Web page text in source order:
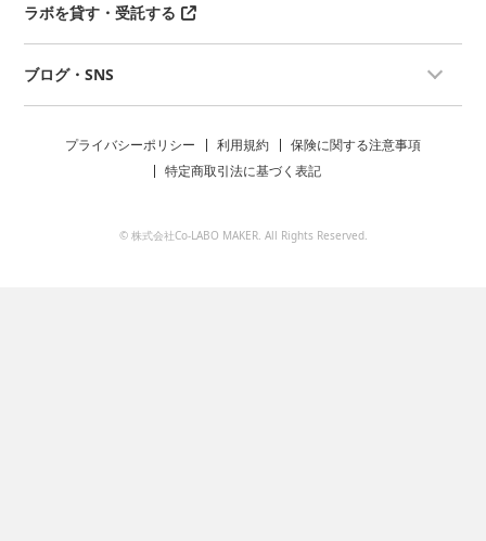
ラボを貸す・受託する
ブログ・SNS
プライバシーポリシー 利用規約
保険に関する注意事項
特定商取引法に基づく表記
© 株式会社Co-LABO MAKER. All Rights Reserved.